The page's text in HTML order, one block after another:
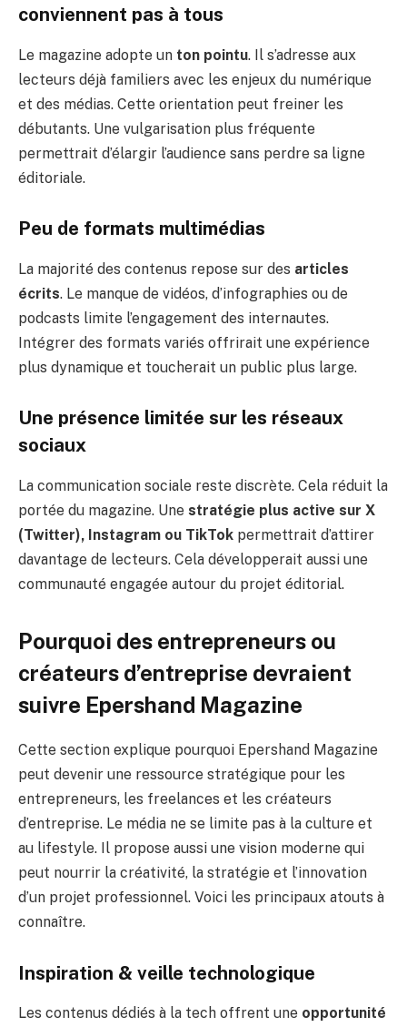
conviennent pas à tous
Le magazine adopte un ton pointu. Il s’adresse aux
lecteurs déjà familiers avec les enjeux du numérique
et des médias. Cette orientation peut freiner les
débutants. Une vulgarisation plus fréquente
permettrait d’élargir l’audience sans perdre sa ligne
éditoriale.
Peu de formats multimédias
La majorité des contenus repose sur des articles
écrits. Le manque de vidéos, d’infographies ou de
podcasts limite l’engagement des internautes.
Intégrer des formats variés offrirait une expérience
plus dynamique et toucherait un public plus large.
Une présence limitée sur les réseaux
sociaux
La communication sociale reste discrète. Cela réduit la
portée du magazine. Une stratégie plus active sur X
(Twitter), Instagram ou TikTok permettrait d’attirer
davantage de lecteurs. Cela développerait aussi une
communauté engagée autour du projet éditorial.
Pourquoi des entrepreneurs ou
créateurs d’entreprise devraient
suivre Epershand Magazine
Cette section explique pourquoi Epershand Magazine
peut devenir une ressource stratégique pour les
entrepreneurs, les freelances et les créateurs
d’entreprise. Le média ne se limite pas à la culture et
au lifestyle. Il propose aussi une vision moderne qui
peut nourrir la créativité, la stratégie et l’innovation
d’un projet professionnel. Voici les principaux atouts à
connaître.
Inspiration & veille technologique
Les contenus dédiés à la tech offrent une opportunité